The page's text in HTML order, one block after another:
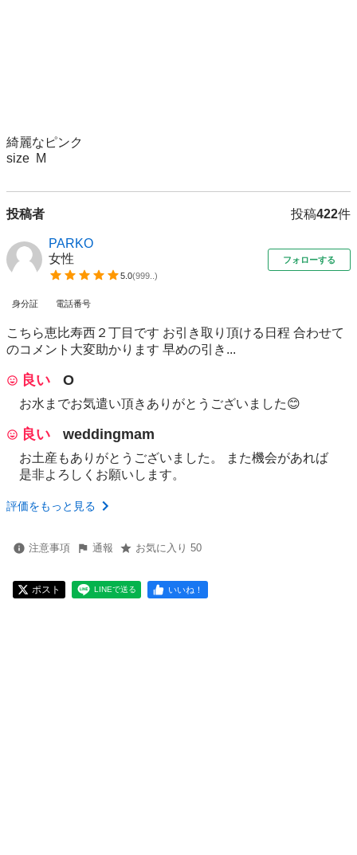
綺麗なピンク
size  M
投稿者 投稿422件
PARKO
女性
5.0(999.. )
フォローする
身分証 電話番号
こちら恵比寿西２丁目です お引き取り頂ける日程 合わせて
のコメント大変助かります 早めの引き...
良い O
お水までお気遣い頂きありがとうございました😊
良い weddingmam
お土産もありがとうございました。 また機会があれば
是非よろしくお願いします。
評価をもっと見る
注意事項 通報 お気に入り 50
ポスト LINEで送る いいね！